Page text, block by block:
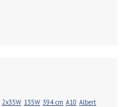
2x35W 135W 394 cm A10 Albert